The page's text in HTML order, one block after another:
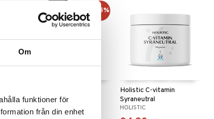
Om
funktioner för
från din enhet
1000mg
ALPHA PLUS
kampanja -25%
Holistic C-vitamin
Syraneutral
HOLISTIC